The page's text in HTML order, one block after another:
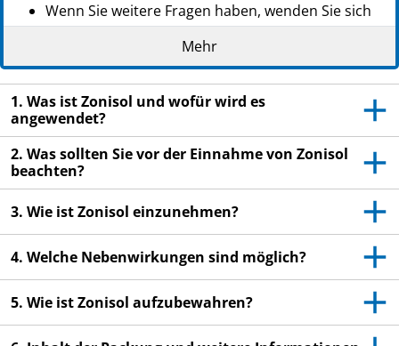
Wenn Sie weitere Fragen haben, wenden Sie sich
an Ihren Arzt oder Apotheker.
Dieses Arzneimittel wurde Ihnen persönlich
verschrieben. Geben Sie es nicht an Dritte weiter.
Es kann anderen Menschen schaden, auch wenn
diese die gleichen Beschwerden haben wie Sie.
Wenn Sie Nebenwirkungen bemerken, wenden Sie
sich an Ihren Arzt oder Apotheker. Dies gilt auch
Packungsbeilage angegeben sind. Siehe Abschnitt
Mehr
1. Was ist Zonisol und wofür wird es
angewendet?
2. Was sollten Sie vor der Einnahme von Zonisol
beachten?
3. Wie ist Zonisol einzunehmen?
4. Welche Nebenwirkungen sind möglich?
5. Wie ist Zonisol aufzubewahren?